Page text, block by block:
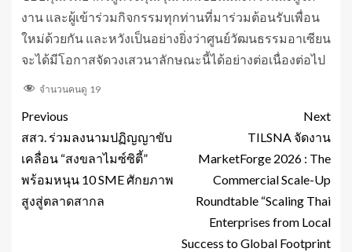
งาน และผู้เข้าร่วมกิจกรรมทุกท่านที่มาร่วมต้อนรับเพื่อน
ใหม่ด้วยกัน และหวังเป็นอย่างยิ่งว่าศูนย์วัฒนธรรมอาเซียน
จะได้มีโอกาสจัดวงเสวนาลักษณะนี้ได้อย่างต่อเนื่องต่อไป
จำนวนคนดู 19
Previous
สสว. ร่วมลงนามปฏิญญาขับ
เคลื่อน “สงขลาไมซ์ซิตี้”
พร้อมหนุน 10 SME ศักยภาพ
สูงสู่ตลาดสากล
Next
TILSNA จัดงาน
MarketForge 2026 : The
Commercial Scale-Up
Roundtable “Scaling Thai
Enterprises from Local
Success to Global Footprint